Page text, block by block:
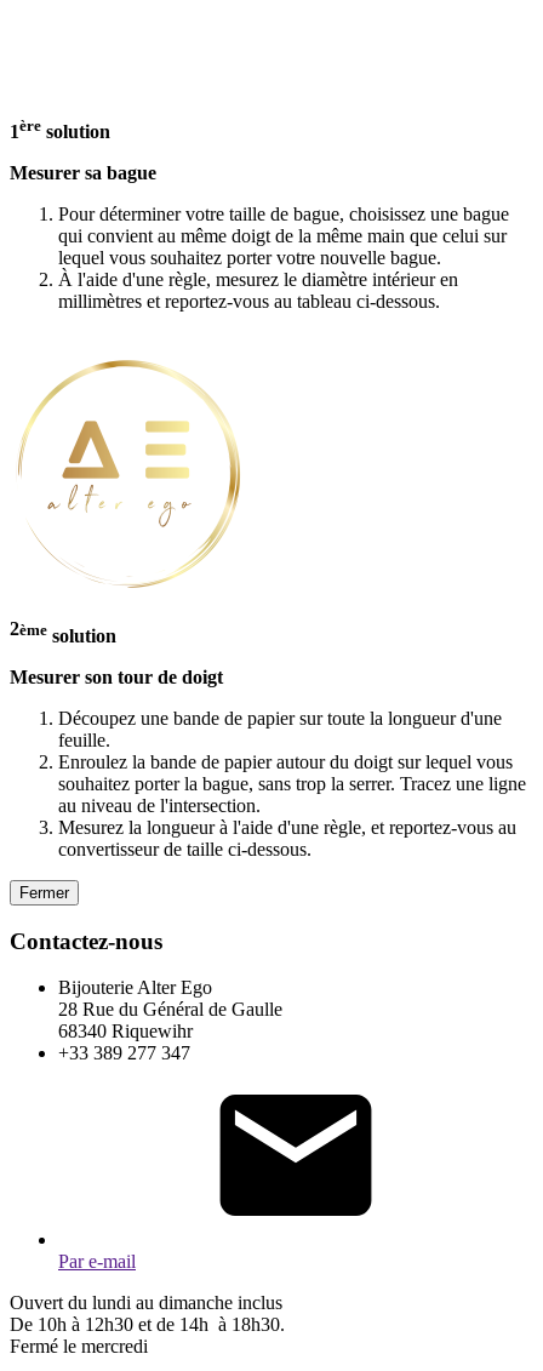
1ère solution
Mesurer sa bague
Pour déterminer votre taille de bague, choisissez une bague
qui convient au même doigt de la même main que celui sur
lequel vous souhaitez porter votre nouvelle bague.
À l'aide d'une règle, mesurez le diamètre intérieur en
millimètres et reportez-vous au tableau ci-dessous.
2ème solution
Mesurer son tour de doigt
Découpez une bande de papier sur toute la longueur d'une
feuille.
Enroulez la bande de papier autour du doigt sur lequel vous
souhaitez porter la bague, sans trop la serrer. Tracez une ligne
au niveau de l'intersection.
Mesurez la longueur à l'aide d'une règle, et reportez-vous au
convertisseur de taille ci-dessous.
Fermer
Contactez-nous
Bijouterie Alter Ego
28 Rue du Général de Gaulle
68340 Riquewihr
+33 389 277 347
Par e-mail
Ouvert du lundi au dimanche inclus
De 10h à 12h30 et de 14h à 18h30.
Fermé le mercredi